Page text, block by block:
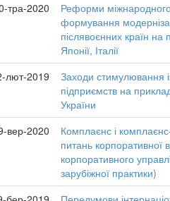
тра-2020
Реформи
формування
післявоєнних країн на
Японії, Італії
лют-2019
Заходи стимулювання
підприємств на
України
вер-2020
Комплаєнс і
питань корпоративної
корпоративного
зарубіжної практики)